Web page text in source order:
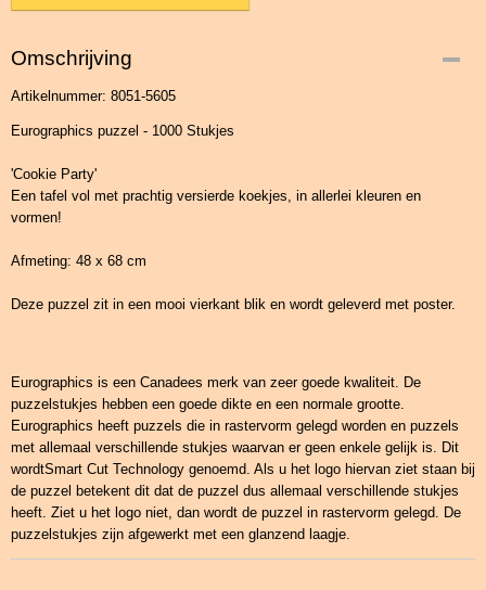
Omschrijving
Artikelnummer: 8051-5605
Eurographics puzzel - 1000 Stukjes
'Cookie Party'
Een tafel vol met prachtig versierde koekjes, in allerlei kleuren en
vormen!
Afmeting: 48 x 68 cm
Deze puzzel zit in een mooi vierkant blik en wordt geleverd met poster.
Eurographics is een Canadees merk van zeer goede kwaliteit. De
puzzelstukjes hebben een goede dikte en een normale grootte.
Eurographics heeft puzzels die in rastervorm gelegd worden en puzzels
met allemaal verschillende stukjes waarvan er geen enkele gelijk is. Dit
wordtSmart Cut Technology genoemd. Als u het logo hiervan ziet staan bij
de puzzel betekent dit dat de puzzel dus allemaal verschillende stukjes
heeft. Ziet u het logo niet, dan wordt de puzzel in rastervorm gelegd. De
puzzelstukjes zijn afgewerkt met een glanzend laagje.